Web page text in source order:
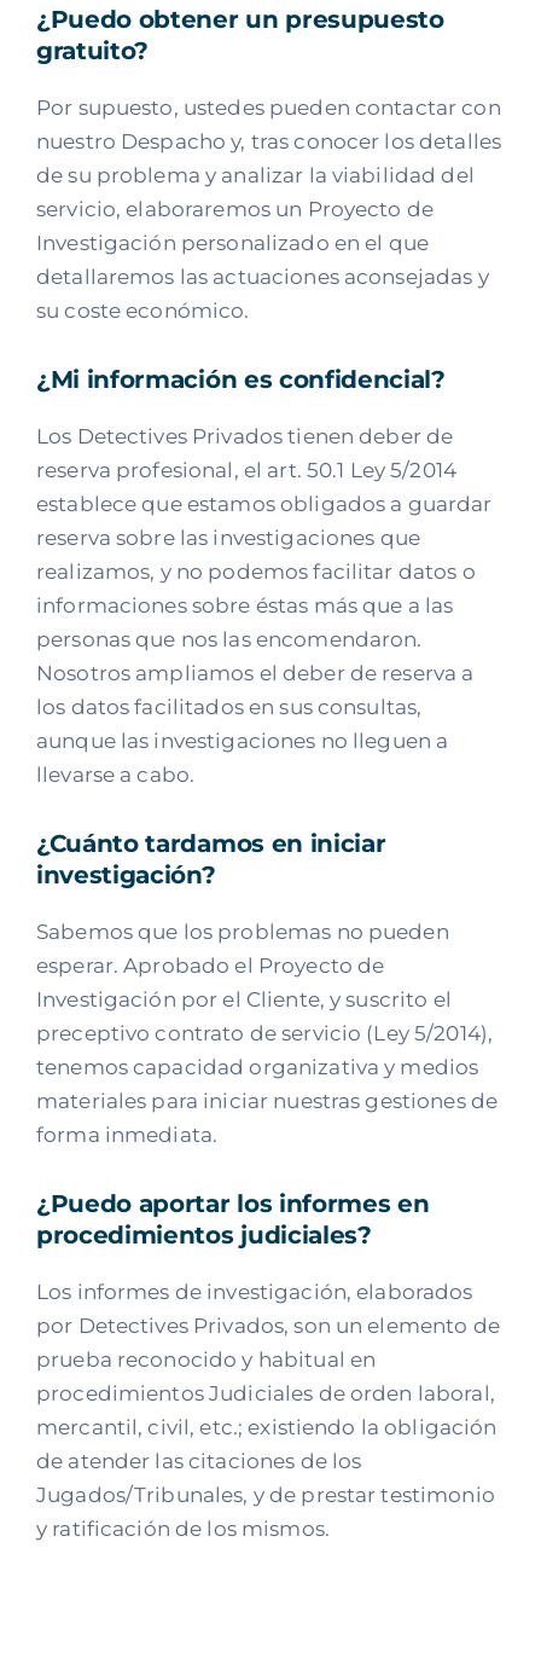
¿Puedo obtener un presupuesto
gratuito?
Por supuesto, ustedes pueden contactar con
nuestro Despacho y, tras conocer los detalles
de su problema y analizar la viabilidad del
servicio, elaboraremos un Proyecto de
Investigación personalizado en el que
detallaremos las actuaciones aconsejadas y
su coste económico.
¿Mi información es confidencial?
Los Detectives Privados tienen deber de
reserva profesional, el art. 50.1 Ley 5/2014
establece que estamos obligados a guardar
reserva sobre las investigaciones que
realizamos, y no podemos facilitar datos o
informaciones sobre éstas más que a las
personas que nos las encomendaron.
Nosotros ampliamos el deber de reserva a
los datos facilitados en sus consultas,
aunque las investigaciones no lleguen a
llevarse a cabo.
¿Cuánto tardamos en iniciar
investigación?
Sabemos que los problemas no pueden
esperar. Aprobado el Proyecto de
Investigación por el Cliente, y suscrito el
preceptivo contrato de servicio (Ley 5/2014),
tenemos capacidad organizativa y medios
materiales para iniciar nuestras gestiones de
forma inmediata.
¿Puedo aportar los informes en
procedimientos judiciales?
Los informes de investigación, elaborados
por Detectives Privados, son un elemento de
prueba reconocido y habitual en
procedimientos Judiciales de orden laboral,
mercantil, civil, etc.; existiendo la obligación
de atender las citaciones de los
Jugados/Tribunales, y de prestar testimonio
y ratificación de los mismos.